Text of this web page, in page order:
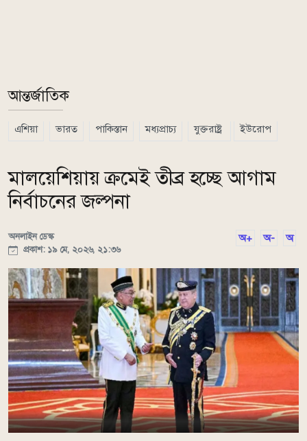
আন্তর্জাতিক
এশিয়া ভারত পাকিস্তান মধ্যপ্রাচ্য যুক্তরাষ্ট্র ইউরোপ
মালয়েশিয়ায় ক্রমেই তীব্র হচ্ছে আগাম
নির্বাচনের জল্পনা
অনলাইন ডেস্ক
প্রকাশ: ১৯ মে, ২০২৬, ২১:৩৬
অ+ অ- অ